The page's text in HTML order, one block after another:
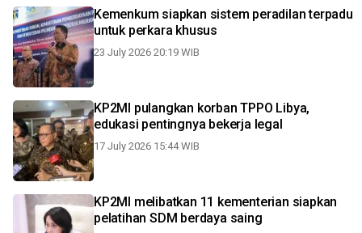
Kemenkum siapkan sistem peradilan terpadu
untuk perkara khusus
23 July 2026 20:19 WIB
KP2MI pulangkan korban TPPO Libya,
edukasi pentingnya bekerja legal
17 July 2026 15:44 WIB
KP2MI melibatkan 11 kementerian siapkan
pelatihan SDM berdaya saing